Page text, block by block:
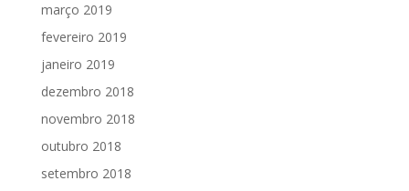
março 2019
fevereiro 2019
janeiro 2019
dezembro 2018
novembro 2018
outubro 2018
setembro 2018